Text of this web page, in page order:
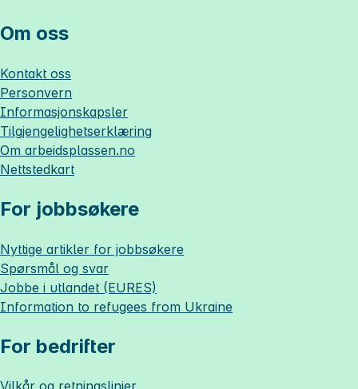
Om oss
Kontakt oss
Personvern
Informasjonskapsler
Tilgjengelighetserklæring
Om arbeidsplassen.no
Nettstedkart
For jobbsøkere
Nyttige artikler for jobbsøkere
Spørsmål og svar
Jobbe i utlandet (EURES)
Information to refugees from Ukraine
For bedrifter